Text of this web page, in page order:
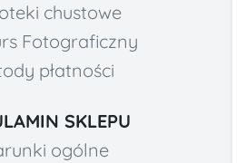
chustowe
Fotograficzny
płatności
SKLEPU
ogólne